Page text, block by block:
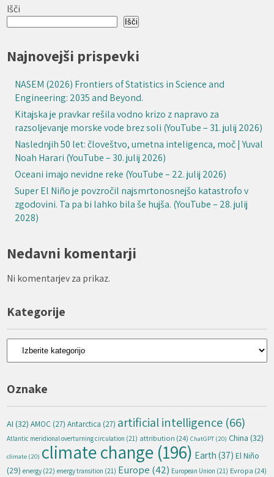
Išči
Išči
Najnovejši prispevki
NASEM (2026) Frontiers of Statistics in Science and
Engineering: 2035 and Beyond.
Kitajska je pravkar rešila vodno krizo z napravo za
razsoljevanje morske vode brez soli (YouTube – 31. julij 2026)
Naslednjih 50 let: človeštvo, umetna inteligenca, moč | Yuval
Noah Harari (YouTube – 30. julij 2026)
Oceani imajo nevidne reke (YouTube – 22. julij 2026)
Super El Niño je povzročil najsmrtonosnejšo katastrofo v
zgodovini. Ta pa bi lahko bila še hujša. (YouTube – 28. julij
2028)
Nedavni komentarji
Ni komentarjev za prikaz.
Kategorije
Kategorije
Oznake
AI (32) AMOC (27) Antarctica (27) artificial intelligence (66)
Atlantic meridional overturning circulation (21) attribution (24) ChatGPT (20) China (32)
climate (20) climate change (196) Earth (37) El Niño
(29) energy (22) energy transition (21) Europe (42) European Union (21) Evropa (24)